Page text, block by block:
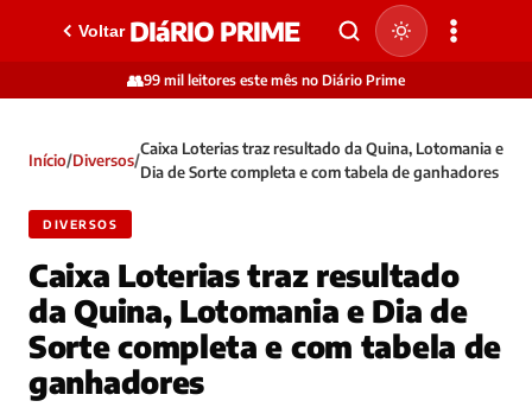
Voltar DIáRIO PRIME
👥99 mil leitores este mês no Diário Prime
Início/Diversos/
Caixa Loterias traz resultado da Quina, Lotomania e
Dia de Sorte completa e com tabela de ganhadores
DIVERSOS
Caixa Loterias traz resultado
da Quina, Lotomania e Dia de
Sorte completa e com tabela de
ganhadores